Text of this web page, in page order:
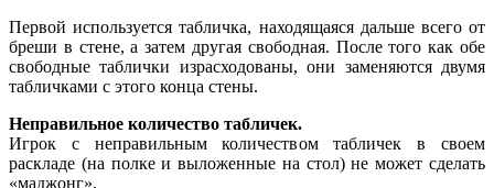
Первой используется табличка, находящаяся дальше всего от
бреши в стене, а затем другая свободная. После того как обе
свободные таблички израсходованы, они заменяются двумя
табличками с этого конца стены.
Неправильное количество табличек.
Игрок с неправильным количеством табличек в своем
раскладе (на полке и выложенные на стол) не может сделать
«маджонг».